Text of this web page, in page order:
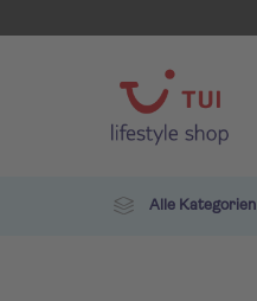
Alle Kategorien